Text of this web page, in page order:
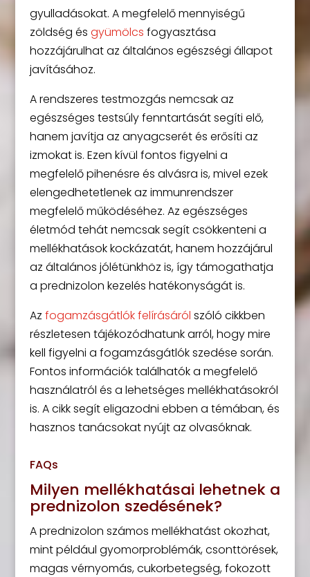
gyulladásokat. A megfelelő mennyiségű
zöldség és gyümölcs fogyasztása
hozzájárulhat az általános egészségi állapot
javításához.
A rendszeres testmozgás nemcsak az
egészséges testsúly fenntartását segíti elő,
hanem javítja az anyagcserét és erősíti az
izmokat is. Ezen kívül fontos figyelni a
megfelelő pihenésre és alvásra is, mivel ezek
elengedhetetlenek az immunrendszer
megfelelő működéséhez. Az egészséges
életmód tehát nemcsak segít csökkenteni a
mellékhatások kockázatát, hanem hozzájárul
az általános jólétünkhöz is, így támogathatja
a prednizolon kezelés hatékonyságát is.
Az fogamzásgátlók felírásáról szóló cikkben
részletesen tájékozódhatunk arról, hogy mire
kell figyelni a fogamzásgátlók szedése során.
Fontos információk találhatók a megfelelő
használatról és a lehetséges mellékhatásokról
is. A cikk segít eligazodni ebben a témában, és
hasznos tanácsokat nyújt az olvasóknak.
FAQs
Milyen mellékhatásai lehetnek a
prednizolon szedésének?
A prednizolon számos mellékhatást okozhat,
mint például gyomorproblémák, csonttörések,
magas vérnyomás, cukorbetegség, fokozott